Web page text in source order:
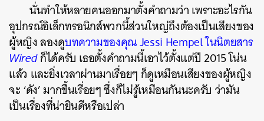
นั่นทำให้หลายคนออกมาตั้งคำถามว่า เพราะอะไรกัน
อุปกรณ์อิเล็กทรอนิกส์พวกนี้ส่วนใหญ่ถึงต้องเป็นเสียงของ
ผู้หญิง ลองดูบทความของคุณ Jessi Hempel ในนิตยสาร
Wiredก็ได้ครับ เธอตั้งคำถามนี้เอาไว้ตั้งแต่ปี 2015 โน่น
แล้ว และยิ่งเวลาผ่านมาเรื่อยๆ ก็ดูเหมือนเสียงของผู้หญิง
จะ ‘ดัง’ มากขึ้นเรื่อยๆ ซึ่งก็ไม่รู้เหมือนกันนะครับ ว่ามัน
เป็นเรื่องที่น่ายินดีหรือเปล่า